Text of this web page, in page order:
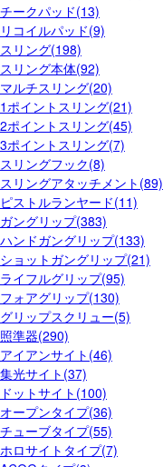
チークパッド(13)
リコイルパッド(9)
スリング(198)
スリング本体(92)
マルチスリング(20)
1ポイントスリング(21)
2ポイントスリング(45)
3ポイントスリング(7)
スリングフック(8)
スリングアタッチメント(89)
ピストルランヤード(11)
ガングリップ(383)
ハンドガングリップ(133)
ショットガングリップ(21)
ライフルグリップ(95)
フォアグリップ(130)
グリップスクリュー(5)
照準器(290)
アイアンサイト(46)
集光サイト(37)
ドットサイト(100)
オープンタイプ(36)
チューブタイプ(55)
ホロサイトタイプ(7)